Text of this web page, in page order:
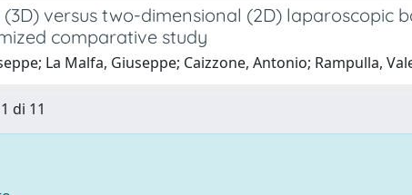
versus two-dimensional (2D) laparoscopic
comparative study
La Malfa, Giuseppe; Caizzone, Antonio; Rampulla,
di 11